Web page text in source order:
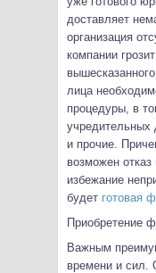
доставляет
организация
компании
лица
процедуры, в
учредительных
и прочие.
возможен
избежание
будет готовая
Приобретение
Важным
времени и сил.